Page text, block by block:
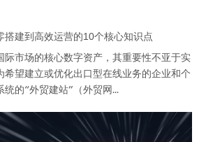
搭建到高效运营的10个核心知识点
际市场的核心数字资产，其重要性不亚于实
希望建立或优化出口型在线业务的企业和个
统的“外贸建站”（外贸网...